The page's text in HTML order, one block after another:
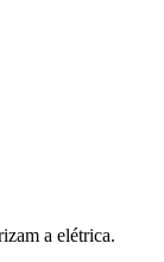
a elétrica.